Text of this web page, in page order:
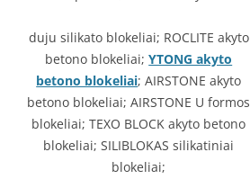
duju silikato blokeliai; ROCLITE akyto
betono blokeliai;YTONG akyto
betono blokeliai; AIRSTONE akyto
betono blokeliai; AIRSTONE U formos
blokeliai; TEXO BLOCK akyto betono
blokeliai; SILIBLOKAS silikatiniai
blokeliai;